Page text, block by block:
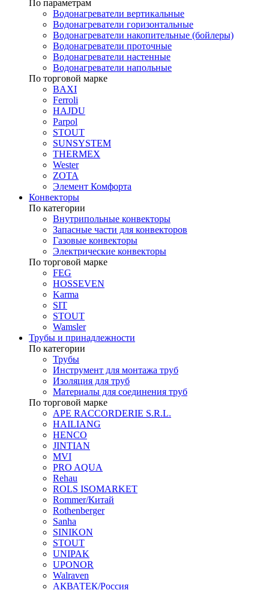
По параметрам
Водонагреватели вертикальные
Водонагреватели горизонтальные
Водонагреватели накопительные (бойлеры)
Водонагреватели проточные
Водонагреватели настенные
Водонагреватели напольные
По торговой марке
BAXI
Ferroli
HAJDU
Parpol
STOUT
SUNSYSTEM
THERMEX
Wester
ZOTA
Элемент Комфорта
Конвекторы
По категории
Внутрипольные конвекторы
Запасные части для конвекторов
Газовые конвекторы
Электрические конвекторы
По торговой марке
FEG
HOSSEVEN
Karma
SIT
STOUT
Wamsler
Трубы и принадлежности
По категории
Трубы
Инструмент для монтажа труб
Изоляция для труб
Материалы для соединения труб
По торговой марке
APE RACCORDERIE S.R.L.
HAILIANG
HENCO
JINTIAN
MVI
PRO AQUA
Rehau
ROLS ISOMARKET
Rommer/Китай
Rothenberger
Sanha
SINIKON
STOUT
UNIPAK
UPONOR
Walraven
АКВАТЕК/Россия